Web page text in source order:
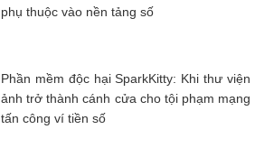
phụ thuộc vào nền tảng số
Phần mềm độc hại SparkKitty: Khi thư viện
ảnh trở thành cánh cửa cho tội phạm mạng
tấn công ví tiền số